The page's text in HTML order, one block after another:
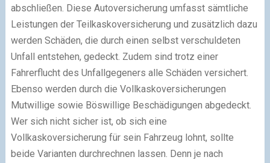
abschließen. Diese Autoversicherung umfasst sämtliche
Leistungen der Teilkaskoversicherung und zusätzlich dazu
werden Schäden, die durch einen selbst verschuldeten
Unfall entstehen, gedeckt. Zudem sind trotz einer
Fahrerflucht des Unfallgegeners alle Schäden versichert.
Ebenso werden durch die Vollkaskoversicherungen
Mutwillige sowie Böswillige Beschädigungen abgedeckt.
Wer sich nicht sicher ist, ob sich eine
Vollkaskoversicherung für sein Fahrzeug lohnt, sollte
beide Varianten durchrechnen lassen. Denn je nach